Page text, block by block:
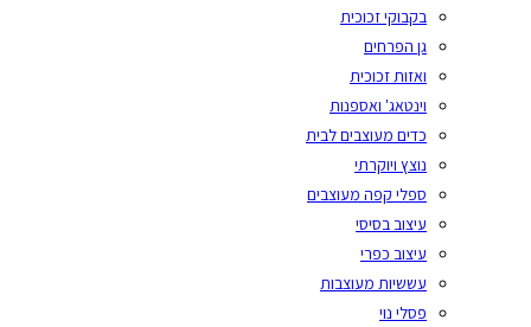
בקבוקי זכוכית
גן הפרחים
ואזות זכוכית
וינטאג' ואספנות
כדים מעוצבים לבית
נוצץ ויוקרתי
ספלי קפה מעוצבים
עיצוב בסיסי
עיצוב כפרי
עששיות מעוצבות
פסלי נוי